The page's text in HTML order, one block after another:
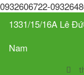
0932606722-
1331/15/16A Lê
Nam